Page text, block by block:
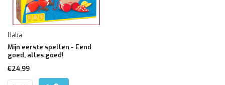
Haba
Mijn eerste spellen - Eend
goed, alles goed!
€24,99